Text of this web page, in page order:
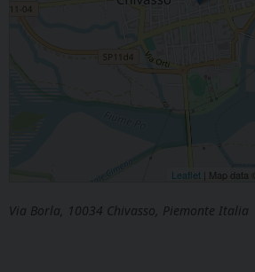
Leaflet | Map data ©
Via Borla, 10034 Chivasso, Piemonte Italia